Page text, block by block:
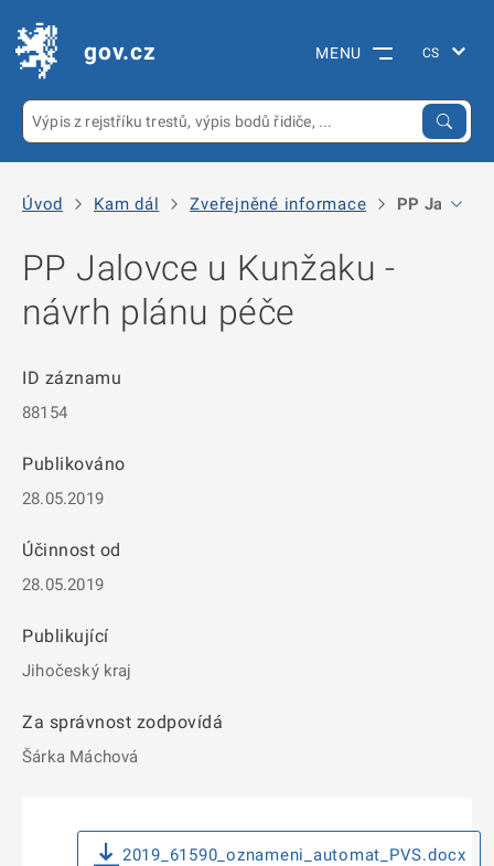
gov.cz MENU
Úvod Kam dál Zveřejněné informace PP Jalovce
PP Jalovce u Kunžaku -
návrh plánu péče
ID záznamu
88154
Publikováno
28.05.2019
Účinnost od
28.05.2019
Publikující
Jihočeský kraj
Za správnost zodpovídá
Šárka Máchová
2019_61590_oznameni_automat_PVS.docx